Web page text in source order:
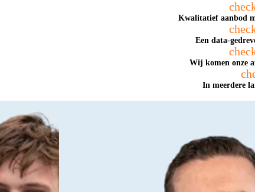
Kwalitatief aanbod
Een data-
Wij komen onze
In meerdere